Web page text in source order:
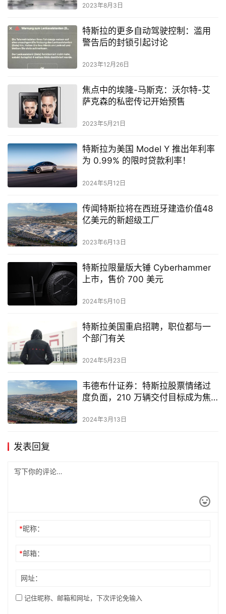
2023年8月3日
特斯拉的更多自动驾驶控制：滥用
警告后的封锁引起讨论
2023年12月26日
焦点中的埃隆-马斯克：沃尔特-艾
萨克森的私密传记开始预售
2023年5月21日
特斯拉为美国 Model Y 推出年利率
为 0.99% 的限时贷款利率！
2024年5月12日
传闻特斯拉将在西班牙建造价值48
亿美元的新超级工厂
2023年6月13日
特斯拉限量版大锤 Cyberhammer
上市，售价 700 美元
2024年5月10日
特斯拉美国重启招聘，职位都与一
个部门有关
2024年5月23日
韦德布什证券：特斯拉股票情绪过
度负面，210 万辆交付目标成为焦
2024年3月13日
发表回复
*昵称：
*邮箱：
网址：
记住昵称、邮箱和网址，下次评论免输入